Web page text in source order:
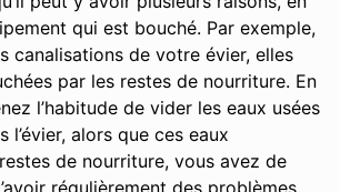
qui est bouché. Par exemple,
canalisations de votre évier, elles
par les restes de nourriture. En
l’habitude de vider les eaux usées
l’évier, alors que ces eaux
de nourriture, vous avez de
régulièrement des problèmes